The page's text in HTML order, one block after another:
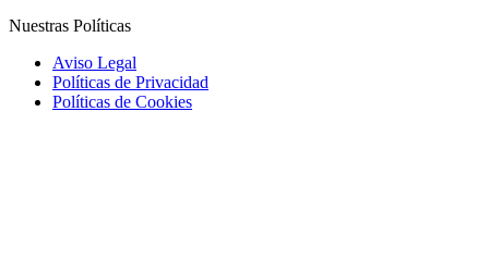
Nuestras Políticas
Aviso Legal
Políticas de Privacidad
Políticas de Cookies